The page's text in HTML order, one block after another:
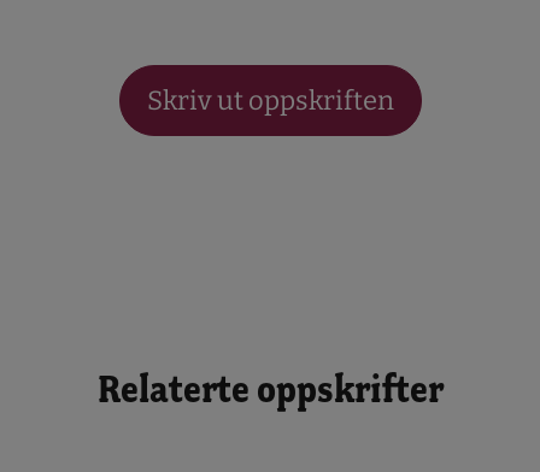
Skriv ut oppskriften
Relaterte oppskrifter